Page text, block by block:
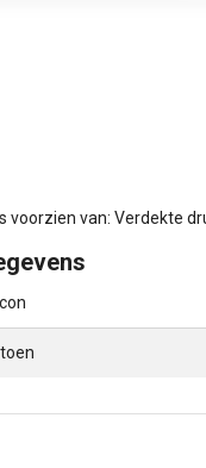
voorzien van: Verdekte